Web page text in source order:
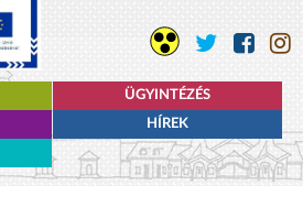
ÜGYINTÉZÉS
HÍREK